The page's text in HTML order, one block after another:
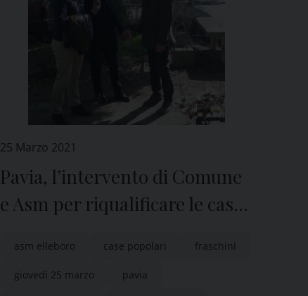
25 Marzo 2021
Pavia, l’intervento di Comune
e Asm per riqualificare le case
asm elleboro case popolari fraschini
giovedì 25 marzo pavia